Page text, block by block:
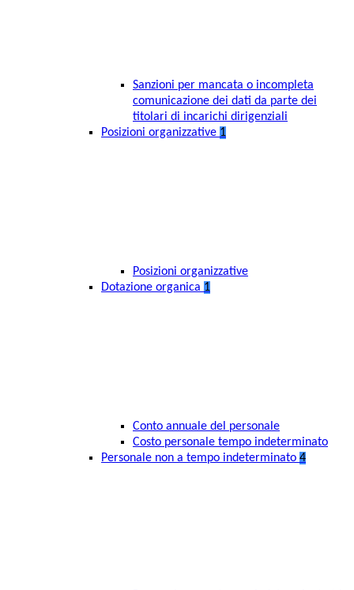
Sanzioni per mancata o incompleta
comunicazione dei dati da parte dei
titolari di incarichi dirigenziali
Posizioni organizzative 1
Posizioni organizzative
Dotazione organica 1
Conto annuale del personale
Costo personale tempo indeterminato
Personale non a tempo indeterminato 4